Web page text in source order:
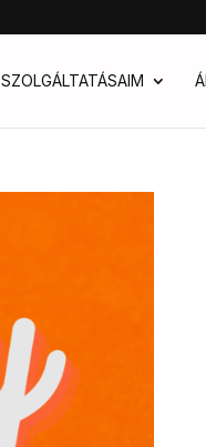
SZOLGÁLTATÁSAIM